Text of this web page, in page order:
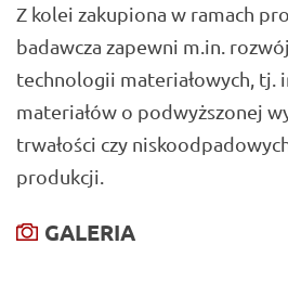
Z kolei zakupiona w ramach
badawcza zapewni m.in.
technologii materiałowych, tj.
materiałów o podwyższonej
trwałości czy
produkcji.
GALERIA